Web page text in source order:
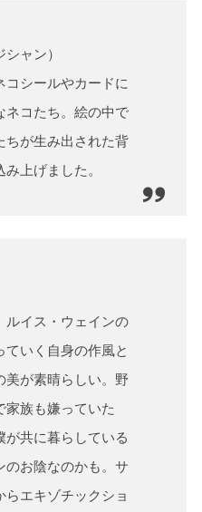
ャン）
コシールやカードに
ネコたち。絵の中で
ちが生み出された背
上げました。
ルイス・ウェインの
いく自身の作風と
美が素晴らしい。野
家族も嫌っていた
が共に暮らしている
のお陰なのかも。サ
らエキゾチックショ